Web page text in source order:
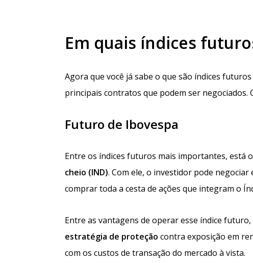
Em quais índices
Agora que você já sabe o que são índices
principais contratos que podem ser negociados.
Futuro de Ibovespa
Entre os índices futuros mais importantes, está
cheio (IND). Com ele, o investidor pode
comprar toda a cesta de ações que integram o
Entre as vantagens de operar esse índice
estratégia de proteção contra exposição em
com os custos de transação do mercado à vista.